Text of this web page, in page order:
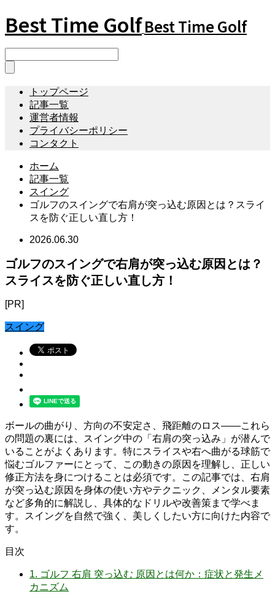
Best Time GolfBest Time Golf
トップページ
記事一覧
運営者情報
プライバシーポリシー
コンタクト
ホーム
記事一覧
スイング
ゴルフのスイングで右肩が突っ込む原因とは？スライ
スを防ぐ正しい直し方！
2026.06.30
ゴルフのスイングで右肩が突っ込む原因とは？
スライスを防ぐ正しい直し方！
[PR]
スイング
ボールの曲がり、方向の不安定さ、飛距離のロス――これら
の問題の裏には、スイング中の「右肩の突っ込み」が潜んで
いることがよくあります。特にスライスや右へ曲がる球筋で
悩むゴルファーにとって、この動きの原因を理解し、正しい
修正方法を身につけることは必須です。この記事では、右肩
が突っ込む原因を身体の使い方やテクニック、メンタル要素
など多角的に解説し、具体的なドリルや改善策まで学べま
す。スイングを自然で強く、美しくしたい方に向けた内容で
す。
目次
1. ゴルフ 右肩 突っ込む 原因とは何か：症状と発生メ
カニズム